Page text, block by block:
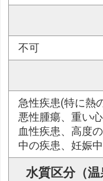
不可
急性疾患(特に熱
悪性腫瘍、重い
血性疾患、高度
中の疾患、妊娠
水質区分（